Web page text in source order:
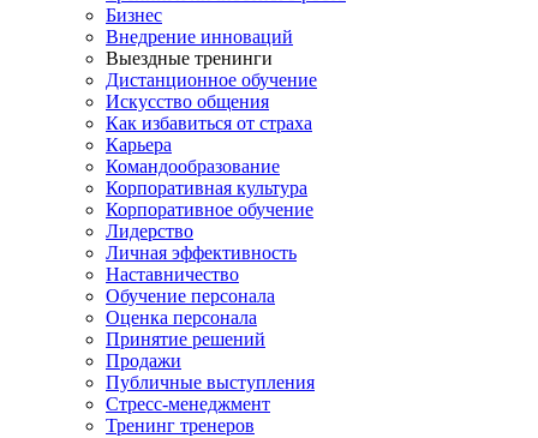
Бизнес
Внедрение инноваций
Выездные тренинги
Дистанционное обучение
Искусство общения
Как избавиться от страха
Карьера
Командообразование
Корпоративная культура
Корпоративное обучение
Лидерство
Личная эффективность
Наставничество
Обучение персонала
Оценка персонала
Принятие решений
Продажи
Публичные выступления
Стресс-менеджмент
Тренинг тренеров